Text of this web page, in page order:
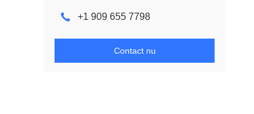
+1 909 655 7798
Contact nu